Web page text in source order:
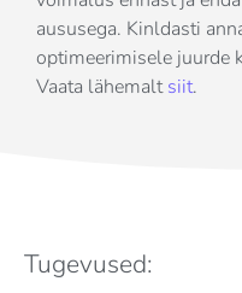
aususega. Kinldasti
optimeerimisele juurde
Vaata lähemaltsiit.
Tugevused: